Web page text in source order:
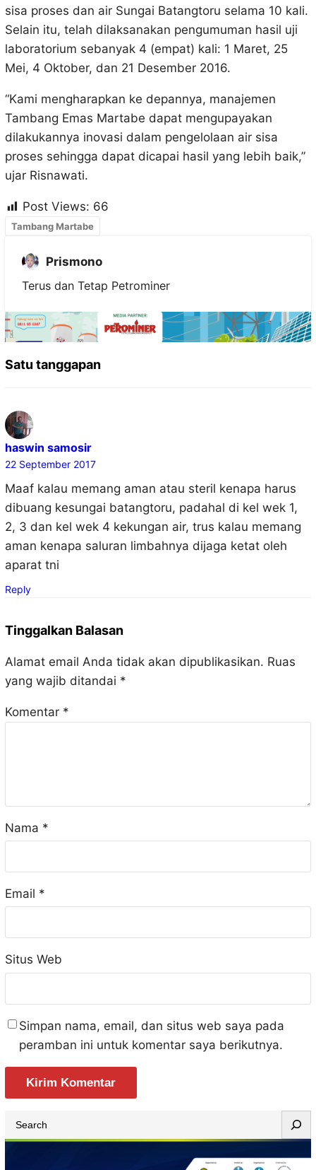
sisa proses dan air Sungai Batangtoru selama 10 kali.
Selain itu, telah dilaksanakan pengumuman hasil uji
laboratorium sebanyak 4 (empat) kali: 1 Maret, 25
Mei, 4 Oktober, dan 21 Desember 2016.
“Kami mengharapkan ke depannya, manajemen
Tambang Emas Martabe dapat mengupayakan
dilakukannya inovasi dalam pengelolaan air sisa
proses sehingga dapat dicapai hasil yang lebih baik,”
ujar Risnawati.
Post Views: 66
Tambang Martabe
Prismono
Terus dan Tetap Petrominer
Satu tanggapan
haswin samosir
22 September 2017
Maaf kalau memang aman atau steril kenapa harus
dibuang kesungai batangtoru, padahal di kel wek 1,
2, 3 dan kel wek 4 kekungan air, trus kalau memang
aman kenapa saluran limbahnya dijaga ketat oleh
aparat tni
Reply
Tinggalkan Balasan
Alamat email Anda tidak akan dipublikasikan. Ruas
yang wajib ditandai *
Komentar *
Nama *
Email *
Situs Web
Simpan nama, email, dan situs web saya pada
peramban ini untuk komentar saya berikutnya.
e